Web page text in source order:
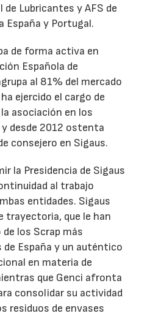
Lubricantes y AFS de
España y Portugal.
de forma activa en
Española de
al 81% del mercado
ejercido el cargo de
asociación en los
desde 2012 ostenta
consejero en Sigaus.
la Presidencia de Sigaus
al trabajo
entidades. Sigaus
trayectoria, que le han
los Scrap más
España y un auténtico
en materia de
que Genci afronta
consolidar su actividad
residuos de envases